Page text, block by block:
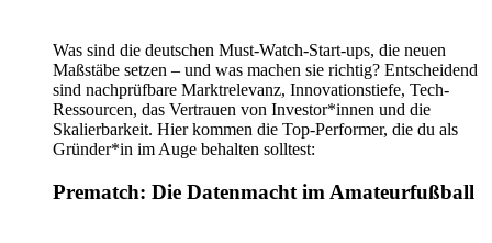
Was sind die deutschen Must-Watch-Start-ups, die neuen
Maßstäbe setzen – und was machen sie richtig? Entscheidend
sind nachprüfbare Marktrelevanz, Innovationstiefe, Tech-
Ressourcen, das Vertrauen von Investor*innen und die
Skalierbarkeit. Hier kommen die Top-Performer, die du als
Gründer*in im Auge behalten solltest:
Prematch: Die Datenmacht im Amateurfußball